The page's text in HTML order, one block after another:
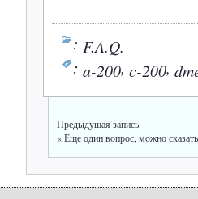
: F.A.Q.
: a-200, c-200,
Предыдущая запись
«Еще один вопрос, можно